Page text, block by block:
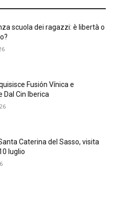
scuola dei ragazzi: è libertà o
Fusión Vínica e
Dal Cin Iberica
Caterina del Sasso, visita
luglio